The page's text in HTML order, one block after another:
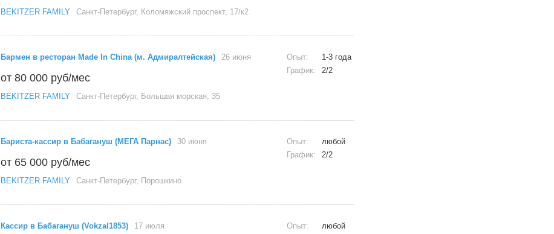
BEKITZER FAMILY Санкт-Петербург, Коломяжский проспект, 17/к2
Бармен в ресторан Made In China (м. Адмиралтейская) 26 июня
от 80 000 руб/мес
BEKITZER FAMILY Санкт-Петербург, Большая морская, 35
Опыт:
1-3 года
График:
2/2
Бариста-кассир в Бабагануш (МЕГА Парнас) 30 июня
от 65 000 руб/мес
BEKITZER FAMILY Санкт-Петербург, Порошкино
Опыт:
любой
График:
2/2
Кассир в Бабагануш (Vokzal1853) 17 июля Опыт:
любой